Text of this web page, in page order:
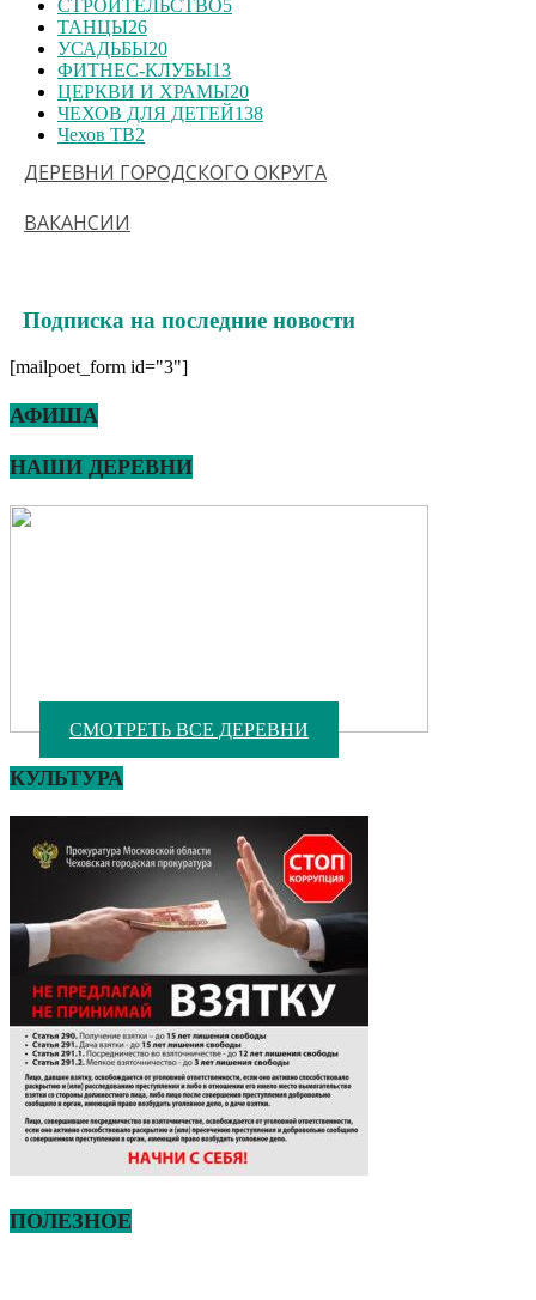
СТРОИТЕЛЬСТВО5
ТАНЦЫ26
УСАДЬБЫ20
ФИТНЕС-КЛУБЫ13
ЦЕРКВИ И ХРАМЫ20
ЧЕХОВ ДЛЯ ДЕТЕЙ138
Чехов ТВ2
ДЕРЕВНИ ГОРОДСКОГО ОКРУГА
ВАКАНСИИ
Подписка на последние новости
[mailpoet_form id="3"]
АФИША
НАШИ ДЕРЕВНИ
СМОТРЕТЬ ВСЕ ДЕРЕВНИ
КУЛЬТУРА
ПОЛЕЗНОЕ